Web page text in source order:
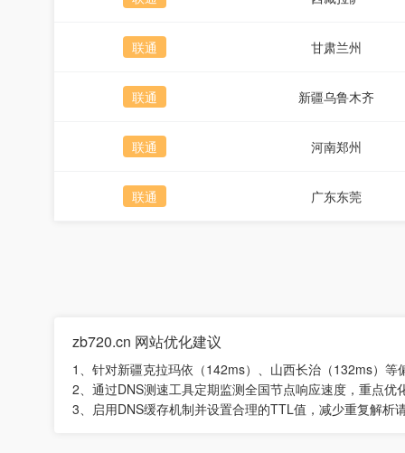
联通 甘肃兰州
联通 新疆乌鲁木齐
联通 河南郑州
联通 广东东莞
zb720.cn 网站优化建议
1、针对新疆克拉玛依（142ms）、山西长治（132ms）
2、通过DNS测速工具定期监测全国节点响应速度，重点
3、启用DNS缓存机制并设置合理的TTL值，减少重复解